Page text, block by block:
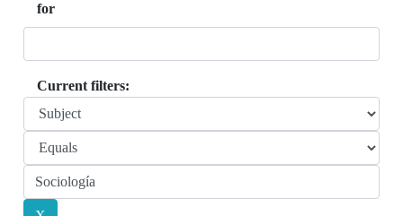
for
Current filters: